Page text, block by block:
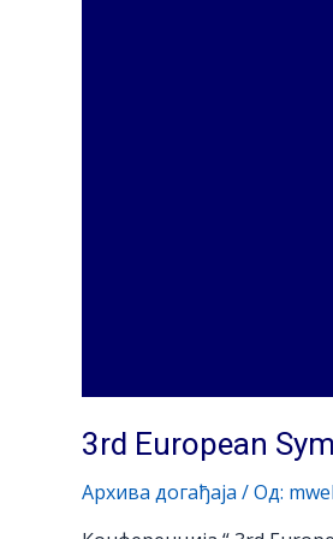
3rd European
Архива догађаја / Од: